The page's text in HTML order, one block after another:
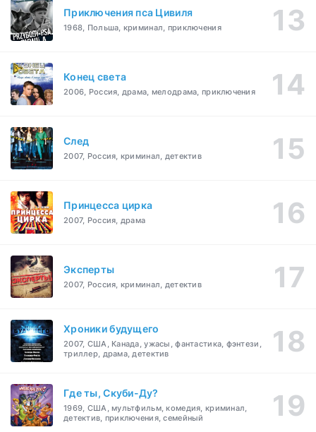
Приключения пса Цивиля
1968, Польша, криминал, приключения
Конец света
2006, Россия, драма, мелодрама, приключения
След
2007, Россия, криминал, детектив
Принцесса цирка
2007, Россия, драма
Эксперты
2007, Россия, криминал, детектив
Хроники будущего
2007, США, Канада, ужасы, фантастика, фэнтези,
триллер, драма, детектив
Где ты, Скуби-Ду?
1969, США, мультфильм, комедия, криминал,
детектив, приключения, семейный